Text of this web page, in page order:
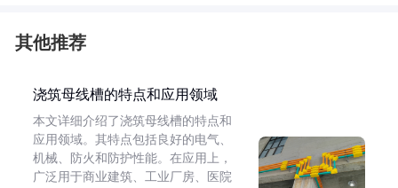
其他推荐
浇筑母线槽的特点和应用领域
本文详细介绍了浇筑母线槽的特点和
应用领域。其特点包括良好的电气、
机械、防火和防护性能。在应用上，
广泛用于商业建筑、工业厂房、医院